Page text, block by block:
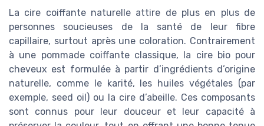
La cire coiffante naturelle attire de plus en plus de
personnes soucieuses de la santé de leur fibre
capillaire, surtout après une coloration. Contrairement
à une pommade coiffante classique, la cire bio pour
cheveux est formulée à partir d’ingrédients d’origine
naturelle, comme le karité, les huiles végétales (par
exemple, seed oil) ou la cire d’abeille. Ces composants
sont connus pour leur douceur et leur capacité à